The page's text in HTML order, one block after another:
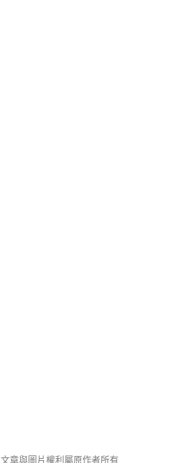
文章與圖片權利屬原作者所有